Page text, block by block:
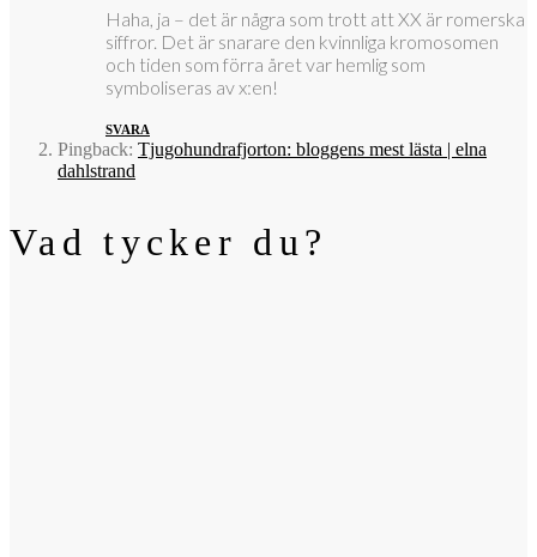
Haha, ja – det är några som trott att XX är romerska
siffror. Det är snarare den kvinnliga kromosomen
och tiden som förra året var hemlig som
symboliseras av x:en!
SVARA
Pingback: Tjugohundrafjorton: bloggens mest lästa | elna
dahlstrand
Vad tycker du?